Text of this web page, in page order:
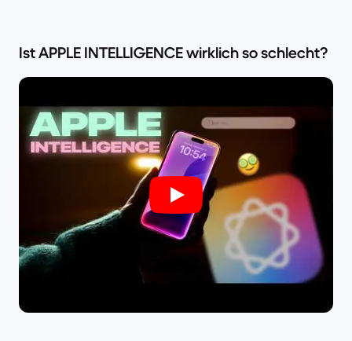
Ist APPLE INTELLIGENCE wirklich so schlecht?